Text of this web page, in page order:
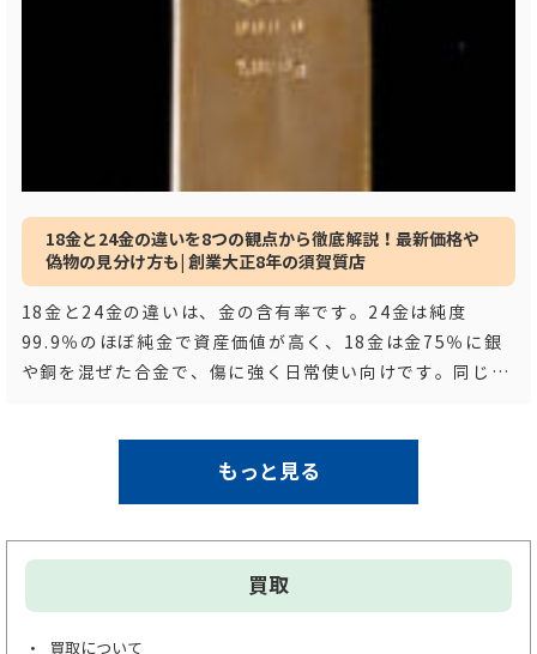
18金と24金の違いを8つの観点から徹底解説！最新価格や
偽物の見分け方も| 創業大正8年の須賀質店
18金と24金の違いは、金の含有率です。24金は純度
99.9％のほぼ純金で資産価値が高く、18金は金75％に銀
や銅を混ぜた合金で、傷に強く日常使い向けです。同じ重
もっと見る
買取
買取について